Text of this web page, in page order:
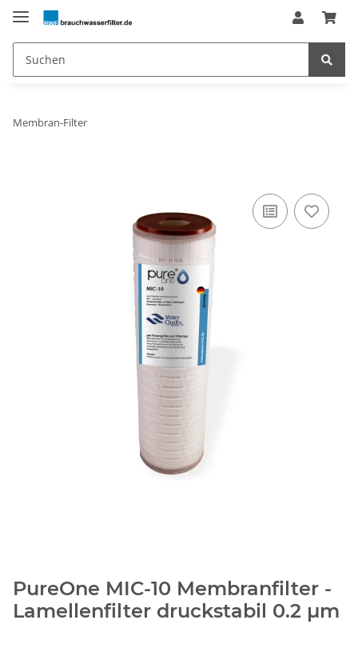
Membran-Filter
PureOne MIC-10 Membranfilter -
Lamellenfilter druckstabil 0.2 µm